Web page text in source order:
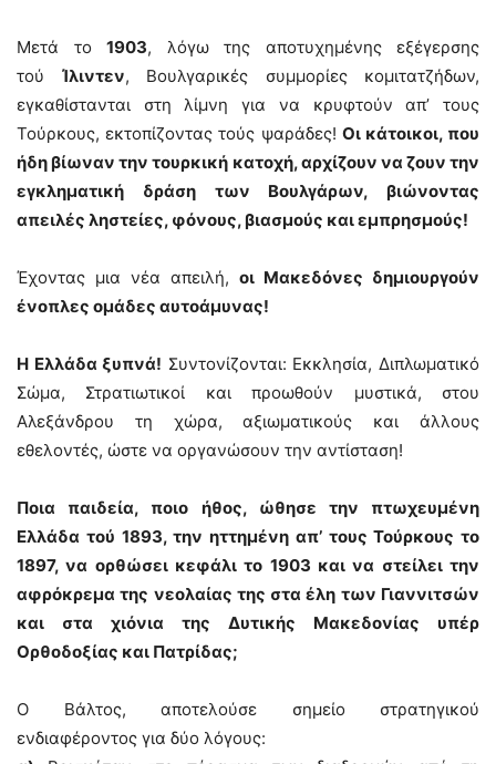
Μετά το 1903, λόγω της αποτυχημένης εξέγερσης
τού Ίλιντεν, Βουλγαρικές συμμορίες κομιτατζήδων,
εγκαθίστανται στη λίμνη για να κρυφτούν απ’ τους
Τούρκους, εκτοπίζοντας τούς ψαράδες! Οι κάτοικοι, που
ήδη βίωναν την τουρκική κατοχή, αρχίζουν να ζουν την
εγκληματική δράση των Βουλγάρων, βιώνοντας
απειλές ληστείες, φόνους, βιασμούς και εμπρησμούς!
Έχοντας μια νέα απειλή, οι Μακεδόνες δημιουργούν
ένοπλες ομάδες αυτοάμυνας!
Η Ελλάδα ξυπνά! Συντονίζονται: Εκκλησία, Διπλωματικό
Σώμα, Στρατιωτικοί και προωθούν μυστικά, στου
Αλεξάνδρου τη χώρα, αξιωματικούς και άλλους
εθελοντές, ώστε να οργανώσουν την αντίσταση!
Ποια παιδεία, ποιο ήθος, ώθησε την πτωχευμένη
Ελλάδα τού 1893, την ηττημένη απ’ τους Τούρκους το
1897, να ορθώσει κεφάλι το 1903 και να στείλει την
αφρόκρεμα της νεολαίας της στα έλη των Γιαννιτσών
και στα χιόνια της Δυτικής Μακεδονίας υπέρ
Ορθοδοξίας και Πατρίδας;
Ο Βάλτος, αποτελούσε σημείο στρατηγικού
ενδιαφέροντος για δύο λόγους: